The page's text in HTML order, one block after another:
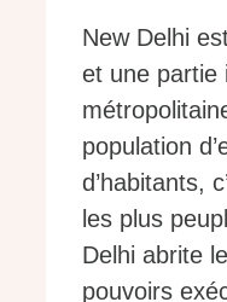
New Delhi
et une partie
population
d’habitants,
les plus
Delhi abrite
pouvoirs